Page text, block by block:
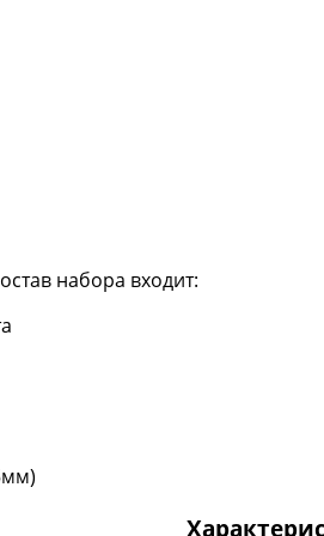
набора входит: